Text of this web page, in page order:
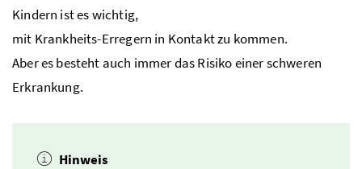
Kindern ist es wichtig,
mit Krankheits-Erregern in Kontakt zu kommen.
Aber es besteht auch immer das Risiko einer schweren
Erkrankung.
Hinweis